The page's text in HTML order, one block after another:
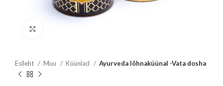
Esileht Muu Küünlad Ayurveda lõhnaküünal -Vata dosha